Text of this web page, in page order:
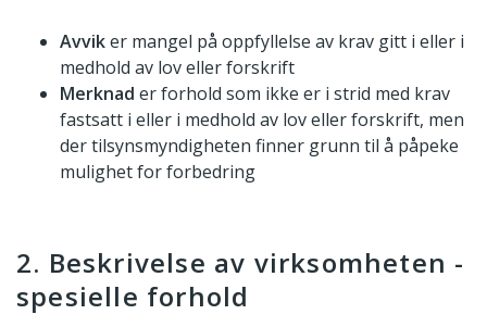
Avviker mangel på oppfyllelse av krav gitt i eller i
medhold av lov eller forskrift
Merknad er forhold som ikke er i strid med krav
fastsatt i eller i medhold av lov eller forskrift, men
der tilsynsmyndigheten finner grunn til å påpeke
mulighet for forbedring
2. Beskrivelse av virksomheten -
spesielle forhold